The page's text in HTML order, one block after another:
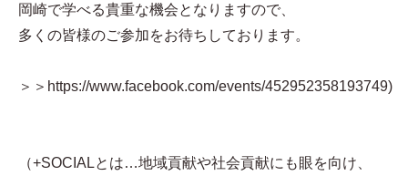
岡崎で学べる貴重な機会となりますので、
多くの皆様のご参加をお待ちしております。
＞＞https://www.facebook.com/events/452952358193749)
（+SOCIALとは…地域貢献や社会貢献にも眼を向け、